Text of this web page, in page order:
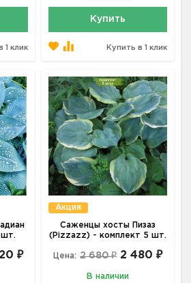
1 клик
Купить
Купить в 1 клик
шт.
₽
Акция
Саженцы хосты Пизаз
(Pizzazz) - комплект 5 шт.
Цена: 2 680 ₽ 2 480 ₽
В наличии